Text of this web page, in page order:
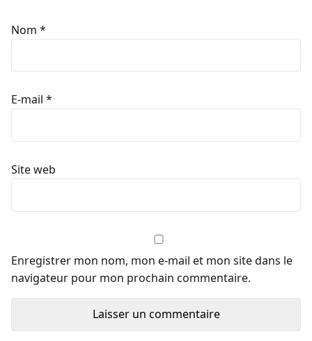
Nom *
E-mail *
Site web
Enregistrer mon nom, mon e-mail et mon site dans le
navigateur pour mon prochain commentaire.